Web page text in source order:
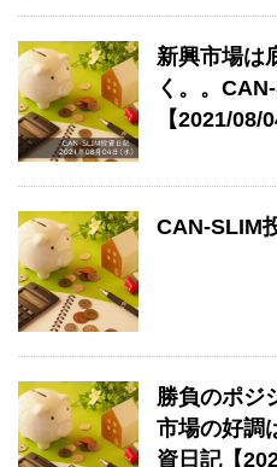
新興市場は
く。。
【2021/08/
CAN-SLIM
勝負のポジ
市場の好
資日記【